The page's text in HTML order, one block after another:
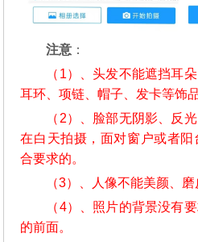
注意 ：
（1）、头发不能遮挡耳
耳环、项链、帽子、发卡等饰品
（2）、脸部无阴影、反
在白天拍摄，面对窗户或者
合要求的。
（3）、人像不能美颜、磨
（4）、照片的背景没有
的前面。